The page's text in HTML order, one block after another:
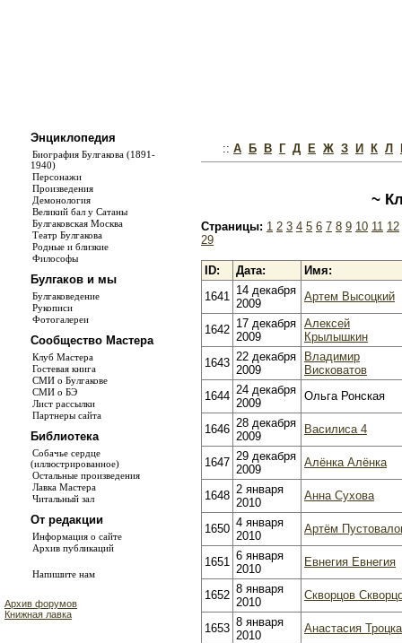
Энциклопедия
Биография Булгакова (1891-
1940)
Персонажи
Произведения
Демонология
Великий бал у Сатаны
Булгаковская Москва
Театр Булгакова
Родные и близкие
Философы
Булгаков и мы
Булгаковедение
Рукописи
Фотогалереи
Сообщество Мастера
Клуб Мастера
Гостевая книга
СМИ о Булгакове
СМИ о БЭ
Лист рассылки
Партнеры сайта
Библиотека
Собачье сердце
(иллюстрированное)
Остальные произведения
Лавка Мастера
Читальный зал
От редакции
Информация о сайте
Архив публикаций
Напишите нам
Архив форумов
Книжная лавка
:: А Б В Г Д Е Ж З И К Л
~
Страницы: 1 2 3 4 5 6 7 8 9 10 11 12
29
ID: Дата:
Имя:
1641
14 декабря
2009
Артем Высоцкий
1642 17 декабря
2009
Алексей
Крылышкин
1643 22 декабря
2009
Владимир
Висковатов
1644 24 декабря
2009
Ольга Ронская
1646 28 декабря
2009
Василиса 4
1647 29 декабря
2009
Алёнка Алёнка
1648 2 января
2010
Анна Сухова
1650 4 января
2010
Артём
1651
6 января
2010
Евнегия Евнегия
1652 8 января
2010
Скворцов
1653 8 января
2010
Анастасия